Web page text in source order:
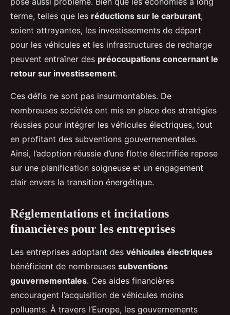
terme, telles que les réductions sur le carburant,
soient attrayantes, les investissements de départ
pour les véhicules et les infrastructures de recharge
peuvent entraîner des préoccupations concernant le
retour sur investissement.
Ces défis ne sont pas insurmontables. De
nombreuses sociétés ont mis en place des stratégies
réussies pour intégrer les véhicules électriques, tout
en profitant des subventions gouvernementales.
Ainsi, l’adoption réussie d’une flotte électrifiée repose
sur une planification soigneuse et un engagement
clair envers la transition énergétique.
Réglementations et incitations
financières pour les entreprises
Les entreprises adoptant des véhicules électriques
bénéficient de nombreuses subventions
gouvernementales. Ces aides financières
encouragent l’acquisition de véhicules moins
polluants. À travers l’Europe, les gouvernements